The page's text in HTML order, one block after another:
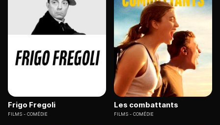
Frigo Fregoli
FILMS COMÉDIE
Les combattants
FILMS COMÉDIE